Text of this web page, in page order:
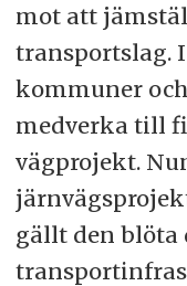
mot att
transportslag.
kommuner
medverka till
vägprojekt.
gällt den blöta